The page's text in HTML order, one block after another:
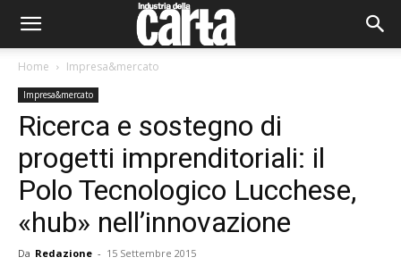
Home Impresa&mercato
Impresa&mercato
Ricerca e sostegno di
progetti imprenditoriali: il
Polo Tecnologico Lucchese,
«hub» nell’innovazione
Da Redazione - 15 Settembre 2015